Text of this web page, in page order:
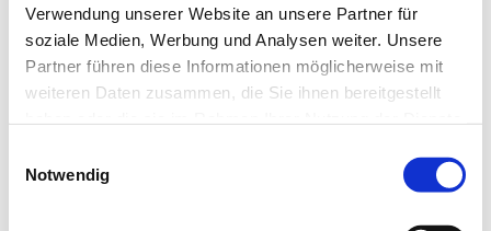
Verwendung unserer Website an unsere Partner für
soziale Medien, Werbung und Analysen weiter. Unsere
Partner führen diese Informationen möglicherweise mit
weiteren Daten zusammen, die Sie ihnen bereitgestellt
Notwendig
loadingjobninja.com
for more